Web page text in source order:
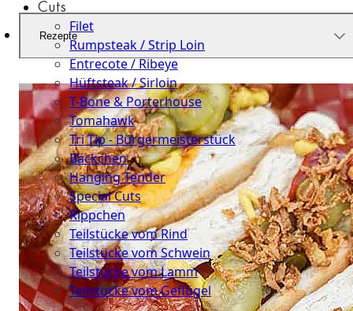
Cuts
Filet
Rumpsteak / Strip Loin
Entrecote / Ribeye
Hüftsteak / Sirloin
T-Bone & Porterhouse
Tomahawk
Tri Tip - Bürgermeisterstück
Bäckchen
Hanging Tender
Special Cuts
Rippchen
Teilstücke vom Rind
Teilstücke vom Schwein
Teilstücke vom Lamm
Teilstücke vom Geflügel
Rezepte